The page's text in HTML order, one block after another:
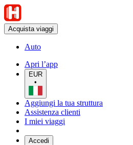
Acquista viaggi
Auto
Apri l’app
EUR
•
Aggiungi la tua struttura
Assistenza clienti
I miei viaggi
Accedi